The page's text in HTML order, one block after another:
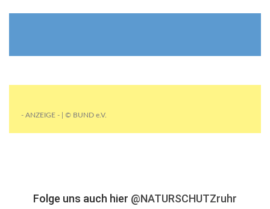
- ANZEIGE - | © BUND e.V.
Folge uns auch hier @NATURSCHUTZruhr